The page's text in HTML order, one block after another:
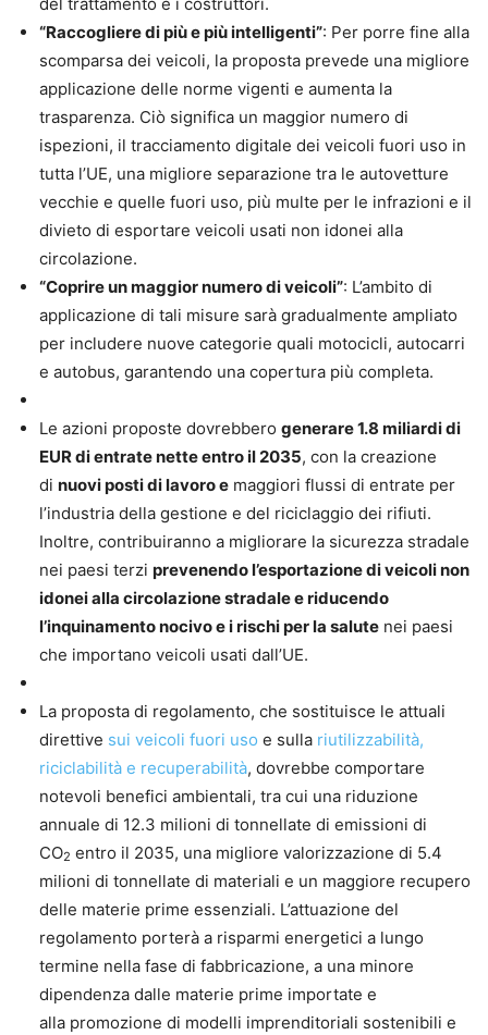
“Raccogliere di più e più intelligenti”: Per porre fine alla
scomparsa dei veicoli, la proposta prevede una migliore
applicazione delle norme vigenti e aumenta la
trasparenza. Ciò significa un maggior numero di
ispezioni, il tracciamento digitale dei veicoli fuori uso in
tutta l’UE, una migliore separazione tra le autovetture
vecchie e quelle fuori uso, più multe per le infrazioni e il
divieto di esportare veicoli usati non idonei alla
circolazione.
“Coprire un maggior numero di veicoli”: L’ambito di
applicazione di tali misure sarà gradualmente ampliato
per includere nuove categorie quali motocicli, autocarri
e autobus, garantendo una copertura più completa.
Le azioni proposte dovrebbero generare 1.8 miliardi di
EUR di entrate nette entro il 2035, con la creazione
di nuovi posti di lavoro e maggiori flussi di entrate per
l’industria della gestione e del riciclaggio dei rifiuti.
Inoltre, contribuiranno a migliorare la sicurezza stradale
nei paesi terzi prevenendo l’esportazione di veicoli non
idonei alla circolazione stradale e riducendo
l’inquinamento nocivo e i rischi per la salute nei paesi
che importano veicoli usati dall’UE.
La proposta di regolamento, che sostituisce le attuali
direttive sui veicoli fuori uso e sulla riutilizzabilità,
riciclabilità e recuperabilità, dovrebbe comportare
notevoli benefici ambientali, tra cui una riduzione
annuale di 12.3 milioni di tonnellate di emissioni di
CO2 entro il 2035, una migliore valorizzazione di 5.4
milioni di tonnellate di materiali e un maggiore recupero
delle materie prime essenziali. L’attuazione del
regolamento porterà a risparmi energetici a lungo
termine nella fase di fabbricazione, a una minore
dipendenza dalle materie prime importate e
alla promozione di modelli imprenditoriali sostenibili e